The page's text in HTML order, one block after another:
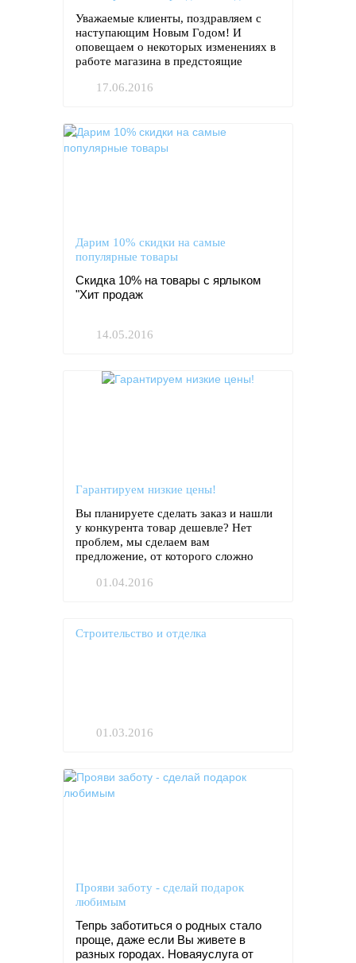
17.06.2016
Уважаемые клиенты, поздравляем с
наступающим Новым Годом! И
оповещаем о некоторых изменениях в
работе магазина в предстоящие
Дарим 10% скидки на самые
популярные товары
14.05.2016
Скидка 10% на товары с ярлыком
"Хит продаж
Гарантируем низкие цены!
01.04.2016
Вы планируете сделать заказ и нашли
у конкурента товар дешевле? Нет
проблем, мы сделаем вам
предложение, от которого сложно
Строительство и отделка
01.03.2016
Прояви заботу - сделай подарок
любимым
Тепрь заботиться о родных стало
проще, даже если Вы живете в
разных городах. Новаяуслуга от